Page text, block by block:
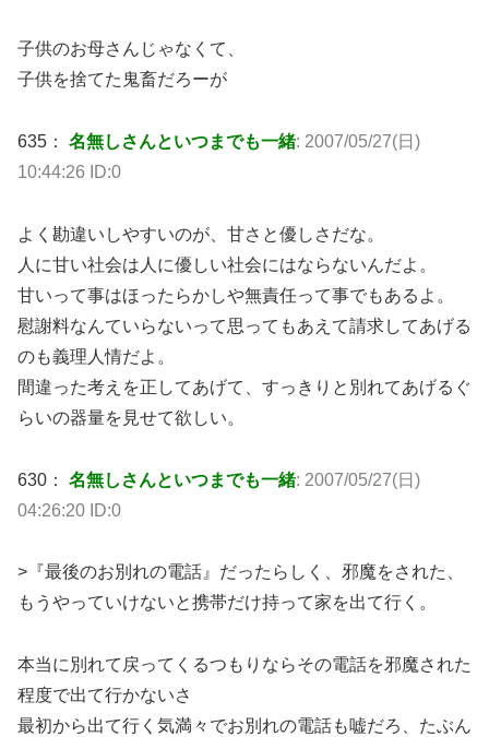
子供のお母さんじゃなくて、
子供を捨てた鬼畜だろーが
635： 名無しさんといつまでも一緒: 2007/05/27(日)
10:44:26 ID:0
よく勘違いしやすいのが、甘さと優しさだな。
人に甘い社会は人に優しい社会にはならないんだよ。
甘いって事はほったらかしや無責任って事でもあるよ。
慰謝料なんていらないって思ってもあえて請求してあげる
のも義理人情だよ。
間違った考えを正してあげて、すっきりと別れてあげるぐ
らいの器量を見せて欲しい。
630： 名無しさんといつまでも一緒: 2007/05/27(日)
04:26:20 ID:0
>『最後のお別れの電話』だったらしく、邪魔をされた、
もうやっていけないと携帯だけ持って家を出て行く。
本当に別れて戻ってくるつもりならその電話を邪魔された
程度で出て行かないさ
最初から出て行く気満々でお別れの電話も嘘だろ、たぶん